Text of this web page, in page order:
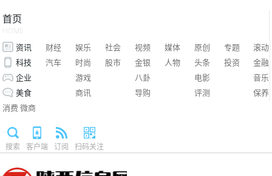
首页
HOME
资讯 财经 娱乐 社会 视频 媒体 原创 专题
滚动
科技
汽车 时尚 股市 金银 人物 头条 投资
金融
企业
游戏 八卦 电影
音乐
美食
商讯 导购 评测
保养
消费 微商
搜索 客户端 订阅 扫码关注